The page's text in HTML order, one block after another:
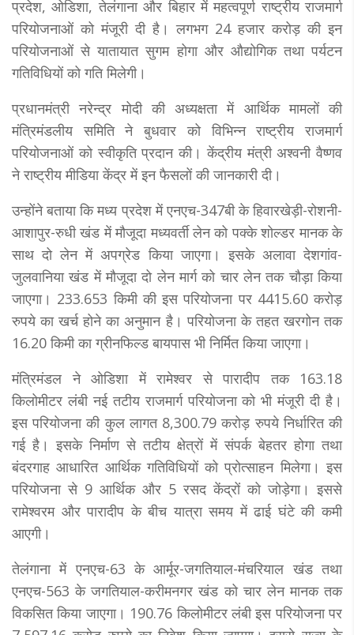
प्रदेश, ओडिशा, तेलंगाना और बिहार में महत्वपूर्ण राष्ट्रीय राजमार्ग
परियोजनाओं को मंजूरी दी है। लगभग 24 हजार करोड़ की इन
परियोजनाओं से यातायात सुगम होगा और औद्योगिक तथा पर्यटन
गतिविधियों को गति मिलेगी।
प्रधानमंत्री नरेन्द्र मोदी की अध्यक्षता में आर्थिक मामलों की
मंत्रिमंडलीय समिति ने बुधवार को विभिन्न राष्ट्रीय राजमार्ग
परियोजनाओं को स्वीकृति प्रदान की। केंद्रीय मंत्री अश्वनी वैष्णव
ने राष्ट्रीय मीडिया केंद्र में इन फैसलों की जानकारी दी।
उन्होंने बताया कि मध्य प्रदेश में एनएच-347बी के हिवारखेड़ी-रोशनी-
आशापुर-रुधी खंड में मौजूदा मध्यवर्ती लेन को पक्के शोल्डर मानक के
साथ दो लेन में अपग्रेड किया जाएगा। इसके अलावा देशगांव-
जुलवानिया खंड में मौजूदा दो लेन मार्ग को चार लेन तक चौड़ा किया
जाएगा। 233.653 किमी की इस परियोजना पर 4415.60 करोड़
रुपये का खर्च होने का अनुमान है। परियोजना के तहत खरगोन तक
16.20 किमी का ग्रीनफिल्ड बायपास भी निर्मित किया जाएगा।
मंत्रिमंडल ने ओडिशा में रामेश्वर से पारादीप तक 163.18
किलोमीटर लंबी नई तटीय राजमार्ग परियोजना को भी मंजूरी दी है।
इस परियोजना की कुल लागत 8,300.79 करोड़ रुपये निर्धारित की
गई है। इसके निर्माण से तटीय क्षेत्रों में संपर्क बेहतर होगा तथा
बंदरगाह आधारित आर्थिक गतिविधियों को प्रोत्साहन मिलेगा। इस
परियोजना से 9 आर्थिक और 5 रसद केंद्रों को जोड़ेगा। इससे
रामेश्वरम और पारादीप के बीच यात्रा समय में ढाई घंटे की कमी
आएगी।
तेलंगाना में एनएच-63 के आर्मूर-जगतियाल-मंचरियाल खंड तथा
एनएच-563 के जगतियाल-करीमनगर खंड को चार लेन मानक तक
विकसित किया जाएगा। 190.76 किलोमीटर लंबी इस परियोजना पर